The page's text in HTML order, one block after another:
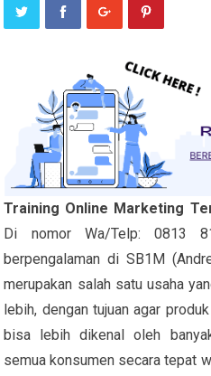
Training Online Marketing
Di nomor Wa/Telp: 0813
berpengalaman di SB1M
merupakan salah satu usaha
lebih, dengan tujuan agar
bisa lebih dikenal oleh
semua konsumen secara tepat